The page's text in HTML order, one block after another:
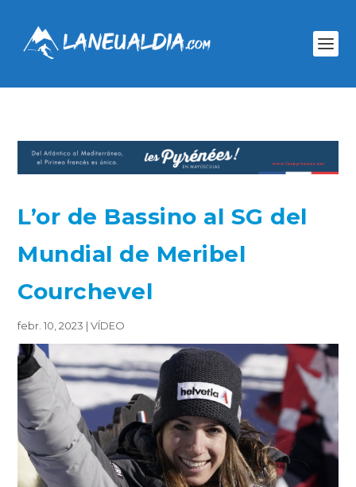
L’or de Bassino al SG del
Mundial de Meribel
Courchevel
febr. 10, 2023 |VÍDEO